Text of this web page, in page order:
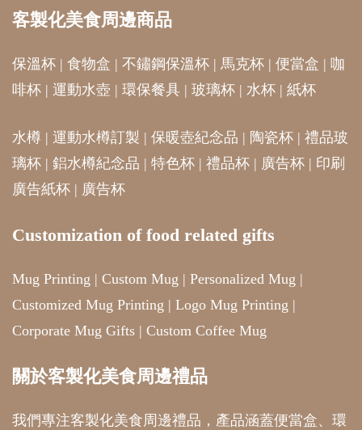
客製化美食周邊商品
保溫杯 | 食物盒 | 不鏽鋼保溫杯 | 馬克杯 | 便當盒 | 咖
啡杯 | 運動水壺 | 環保餐具 | 玻璃杯 | 水杯 | 紙杯
水樽 | 運動水樽訂製 | 保暖壺紀念品 | 陶瓷杯 | 禮品玻
璃杯 | 鋁水樽紀念品 | 特色杯 | 禮品杯 | 廣告杯 | 印刷
廣告紙杯 | 廣告杯
Customization of food related gifts
Mug Printing | Custom Mug | Personalized Mug |
Customized Mug Printing | Logo Mug Printing |
Corporate Mug Gifts | Custom Coffee Mug
關於客製化美食周邊禮品
我們專注客製化美食周邊禮品，產品涵蓋便當盒、環